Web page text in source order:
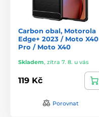
Carbon obal, Motorola
Edge+ 2023 / Moto X40
Pro / Moto X40
Skladem, zítra 7. 8. u vás
119 Kč
Porovnat